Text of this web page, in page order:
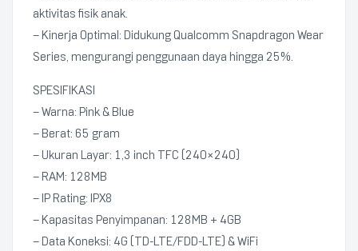
aktivitas fisik anak.
– Kinerja Optimal: Didukung Qualcomm Snapdragon Wear
Series, mengurangi penggunaan daya hingga 25%.
SPESIFIKASI
– Warna: Pink & Blue
– Berat: 65 gram
– Ukuran Layar: 1,3 inch TFC (240×240)
– RAM: 128MB
– IP Rating: IPX8
– Kapasitas Penyimpanan: 128MB + 4GB
– Data Koneksi: 4G (TD-LTE/FDD-LTE) & WiFi